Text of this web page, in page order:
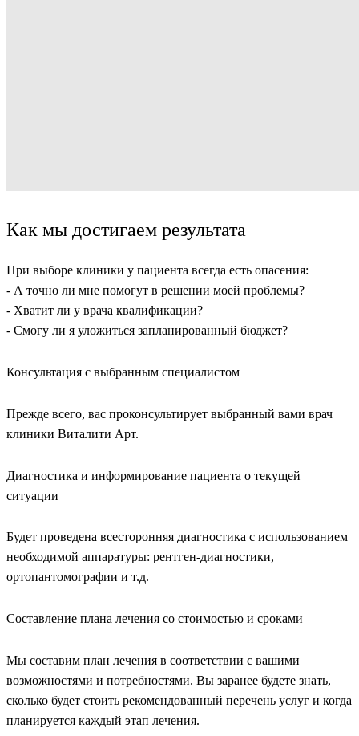
Как мы достигаем результата
При выборе клиники у пациента всегда есть опасения:
- А точно ли мне помогут в решении моей проблемы?
- Хватит ли у врача квалификации?
- Смогу ли я уложиться запланированный бюджет?
Консультация с выбранным специалистом
Прежде всего, вас проконсультирует выбранный вами врач
клиники Виталити Арт.
Диагностика и информирование пациента о текущей
ситуации
Будет проведена всесторонняя диагностика с использованием
необходимой аппаратуры: рентген-диагностики,
ортопантомографии и т.д.
Составление плана лечения со стоимостью и сроками
Мы составим план лечения в соответствии с вашими
возможностями и потребностями. Вы заранее будете знать,
сколько будет стоить рекомендованный перечень услуг и когда
планируется каждый этап лечения.